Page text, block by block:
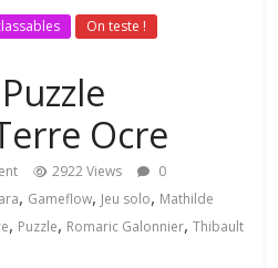
On teste !
Ocre
2922 Views
0
, Gameflow, Jeu solo, Mathilde
, Puzzle, Romaric Galonnier,Thibault